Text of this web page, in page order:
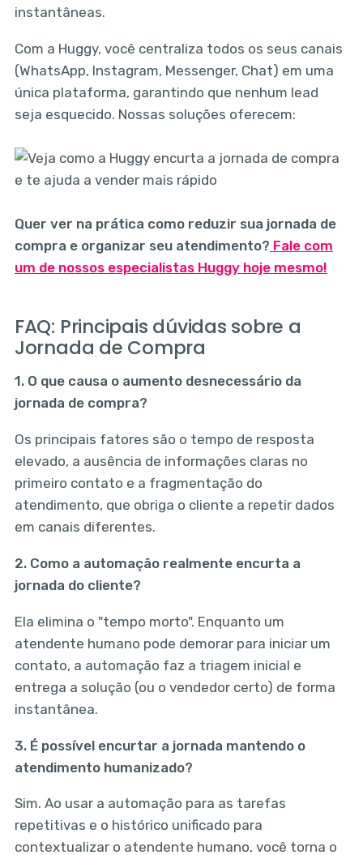
instantâneas.
Com a Huggy, você centraliza todos os seus canais
(WhatsApp, Instagram, Messenger, Chat) em uma
única plataforma, garantindo que nenhum lead
seja esquecido. Nossas soluções oferecem:
Quer ver na prática como reduzir sua jornada de
compra e organizar seu atendimento? Fale com
um de nossos especialistas Huggy hoje mesmo!
FAQ: Principais dúvidas sobre a
Jornada de Compra
1. O que causa o aumento desnecessário da
jornada de compra?
Os principais fatores são o tempo de resposta
elevado, a ausência de informações claras no
primeiro contato e a fragmentação do
atendimento, que obriga o cliente a repetir dados
em canais diferentes.
2. Como a automação realmente encurta a
jornada do cliente?
Ela elimina o "tempo morto". Enquanto um
atendente humano pode demorar para iniciar um
contato, a automação faz a triagem inicial e
entrega a solução (ou o vendedor certo) de forma
instantânea.
3. É possível encurtar a jornada mantendo o
atendimento humanizado?
Sim. Ao usar a automação para as tarefas
repetitivas e o histórico unificado para
contextualizar o atendente humano, você torna o